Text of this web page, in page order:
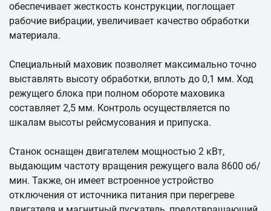
обеспечивает жесткость конструкции, поглощает
рабочие вибрации, увеличивает качество обработки
материала.
Специальный маховик позволяет максимально точно
выставлять высоту обработки, вплоть до 0,1 мм. Ход
режущего блока при полном обороте маховика
составляет 2,5 мм. Контроль осуществляется по
шкалам высоты рейсмусования и припуска.
Станок оснащен двигателем мощностью 2 кВт,
выдающим частоту вращения режущего вала 8600 об/
мин. Также, он имеет встроенное устройство
отключения от источника питания при перегреве